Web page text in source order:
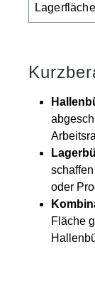
Lagerfläche
oder
Fläche